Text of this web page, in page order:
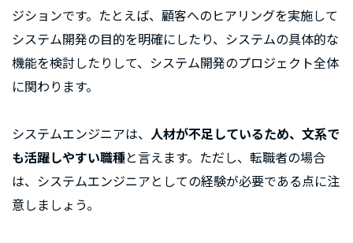
ジションです。たとえば、顧客へのヒアリングを実施して
システム開発の目的を明確にしたり、システムの具体的な
機能を検討したりして、システム開発のプロジェクト全体
に関わります。
システムエンジニアは、 人材が不足しているため、文系で
も活躍しやすい職種と言えます。ただし、転職者の場合
は、システムエンジニアとしての経験が必要である点に注
意しましょう。